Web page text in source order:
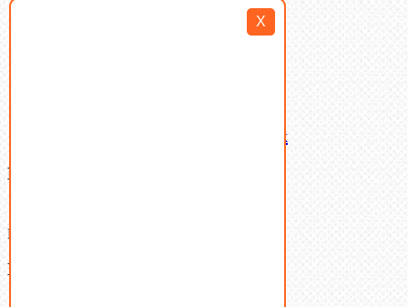
X
Латунный и бронзовый крепеж
Ваша корзина
В корзине нет товаров.
Поиск